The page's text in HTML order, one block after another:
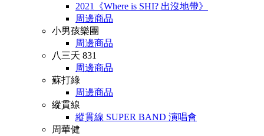
2021《Where is SHI? 出沒地帶》
周邊商品
小男孩樂團
周邊商品
八三夭 831
周邊商品
蘇打綠
周邊商品
縱貫線
縱貫線 SUPER BAND 演唱會
周華健